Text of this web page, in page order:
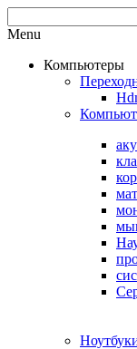
Menu
Компьютеры